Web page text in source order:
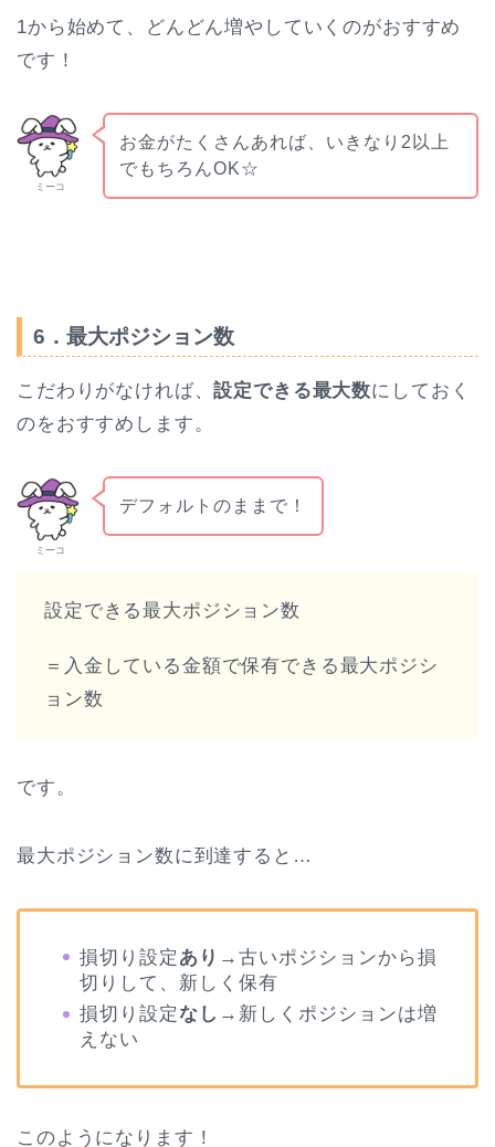
1から始めて、どんどん増やしていくのがおすすめ
です！
ミーコ
お金がたくさんあれば、いきなり2以上
でもちろんOK☆
6．最大ポジション数
こだわりがなければ、設定できる最大数にしておく
のをおすすめします。
ミーコ
デフォルトのままで！
設定できる最大ポジション数
＝入金している金額で保有できる最大ポジシ
ョン数
です。
最大ポジション数に到達すると…
損切り設定 あり →古いポジションから損
切りして、新しく保有
損切り設定なし →新しくポジションは増
えない
このようになります！